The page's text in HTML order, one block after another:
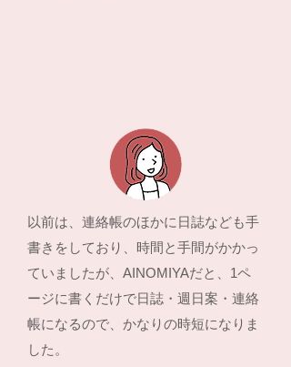
以前は、連絡帳のほかに日誌なども手
書きをしており、時間と手間がかかっ
ていましたが、AINOMIYAだと、1ペ
ージに書くだけで日誌・週日案・連絡
帳になるので、かなりの時短になりま
した。